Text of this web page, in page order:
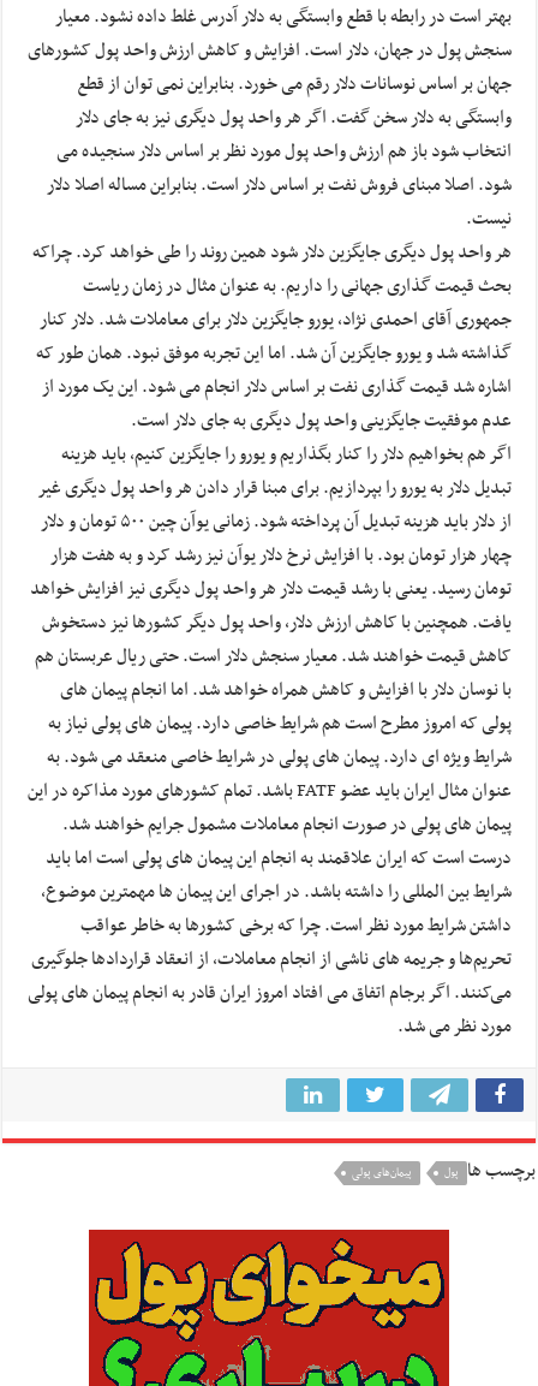
بهتر است در رابطه با قطع وابستگی به دلار آدرس غلط داده نشود. معیار
سنجش پول در جهان، دلار است. افزایش و کاهش ارزش واحد پول کشورهای
جهان بر اساس نوسانات دلار رقم می خورد. بنابراین نمی توان از قطع
وابستگی به دلار سخن گفت. اگر هر واحد پول دیگری نیز به جای دلار
انتخاب شود باز هم ارزش واحد پول مورد نظر بر اساس دلار سنجیده می
شود. اصلا مبنای فروش نفت بر اساس دلار است. بنابراین مساله اصلا دلار
نیست.
هر واحد پول دیگری جایگزین دلار شود همین روند را طی خواهد کرد. چراکه
بحث قیمت گذاری جهانی را داریم. به عنوان مثال در زمان ریاست
جمهوری آقای احمدی نژاد، یورو جایگزین دلار برای معاملات شد. دلار کنار
گذاشته شد و یورو جایگزین آن شد. اما این تجربه موفق نبود. همان طور که
اشاره شد قیمت گذاری نفت بر اساس دلار انجام می شود. این یک مورد از
عدم موفقیت جایگزینی واحد پول دیگری به جای دلار است.
اگر هم بخواهیم دلار را کنار بگذاریم و یورو را جایگزین کنیم، باید هزینه
تبدیل دلار به یورو را بپردازیم. برای مبنا قرار دادن هر واحد پول دیگری غیر
از دلار باید هزینه تبدیل آن پرداخته شود. زمانی یوآن چین ۵۰۰ تومان و دلار
چهار هزار تومان بود. با افزایش نرخ دلار یوآن نیز رشد کرد و به هفت هزار
تومان رسید. یعنی با رشد قیمت دلار هر واحد پول دیگری نیز افزایش خواهد
یافت. همچنین با کاهش ارزش دلار، واحد پول دیگر کشورها نیز دستخوش
کاهش قیمت خواهند شد. معیار سنجش دلار است. حتی ریال عربستان هم
با نوسان دلار با افزایش و کاهش همراه خواهد شد. اما انجام پیمان های
پولی که امروز مطرح است هم شرایط خاصی دارد. پیمان های پولی نیاز به
شرایط ویژه ای دارد. پیمان های پولی در شرایط خاصی منعقد می شود. به
عنوان مثال ایران باید عضو FATF باشد. تمام کشورهای مورد مذاکره در این
پیمان های پولی در صورت انجام معاملات مشمول جرایم خواهند شد.
درست است که ایران علاقمند به انجام این پیمان های پولی است اما باید
شرایط بین المللی را داشته باشد. در اجرای این پیمان ها مهمترین موضوع،
داشتن شرایط مورد نظر است. چرا که برخی کشورها به خاطر عواقب
تحریم‌ها و جریمه های ناشی از انجام معاملات، از انعقاد قراردادها جلوگیری
می‌کنند. اگر برجام اتفاق می افتاد امروز ایران قادر به انجام پیمان های پولی
مورد نظر می شد.
برچسب ها پول پیمان‌های پولی